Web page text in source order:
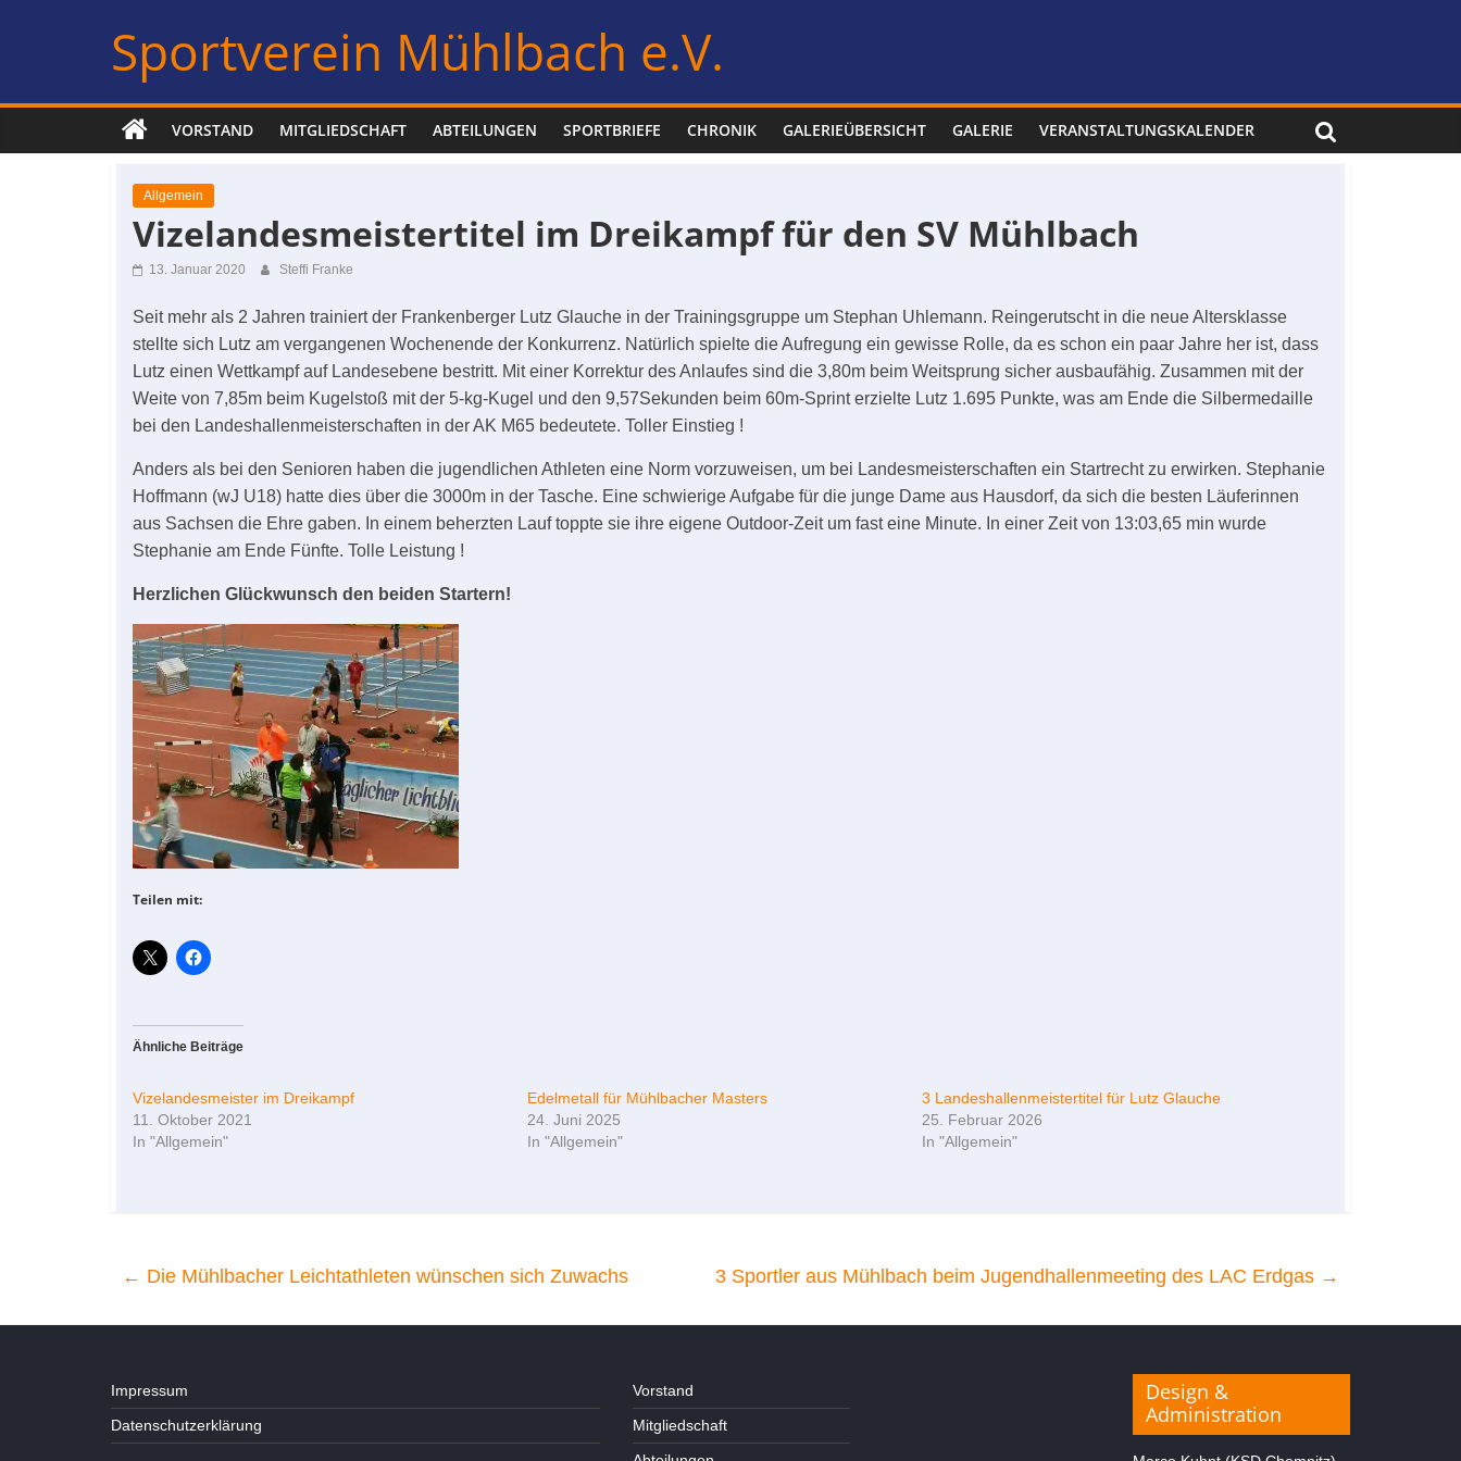
Sportverein Mühlbach e.V.
VORSTAND MITGLIEDSCHAFT ABTEILUNGEN SPORTBRIEFE CHRONIK GALERIEÜBERSICHT GALERIE VERANSTALTUNGSKALENDER
Allgemein
Vizelandesmeistertitel im Dreikampf für den SV Mühlbach
13. Januar 2020 Steffi Franke
Seit mehr als 2 Jahren trainiert der Frankenberger Lutz Glauche in der Trainingsgruppe um Stephan Uhlemann. Reingerutscht in die neue Altersklasse
stellte sich Lutz am vergangenen Wochenende der Konkurrenz. Natürlich spielte die Aufregung ein gewisse Rolle, da es schon ein paar Jahre her ist, dass
Lutz einen Wettkampf auf Landesebene bestritt. Mit einer Korrektur des Anlaufes sind die 3,80m beim Weitsprung sicher ausbaufähig. Zusammen mit der
Weite von 7,85m beim Kugelstoß mit der 5-kg-Kugel und den 9,57Sekunden beim 60m-Sprint erzielte Lutz 1.695 Punkte, was am Ende die Silbermedaille
bei den Landeshallenmeisterschaften in der AK M65 bedeutete. Toller Einstieg !
Anders als bei den Senioren haben die jugendlichen Athleten eine Norm vorzuweisen, um bei Landesmeisterschaften ein Startrecht zu erwirken. Stephanie
Hoffmann (wJ U18) hatte dies über die 3000m in der Tasche. Eine schwierige Aufgabe für die junge Dame aus Hausdorf, da sich die besten Läuferinnen
aus Sachsen die Ehre gaben. In einem beherzten Lauf toppte sie ihre eigene Outdoor-Zeit um fast eine Minute. In einer Zeit von 13:03,65 min wurde
Stephanie am Ende Fünfte. Tolle Leistung !
Herzlichen Glückwunsch den beiden Startern!
Teilen mit:
Ähnliche Beiträge
Vizelandesmeister im Dreikampf
11. Oktober 2021
In "Allgemein"
Edelmetall für Mühlbacher Masters
24. Juni 2025
In "Allgemein"
3 Landeshallenmeistertitel für Lutz Glauche
25. Februar 2026
In "Allgemein"
← Die Mühlbacher Leichtathleten wünschen sich Zuwachs 3 Sportler aus Mühlbach beim Jugendhallenmeeting des LAC Erdgas →
Impressum
Datenschutzerklärung
Vorstand
Mitgliedschaft
Design &
Administration